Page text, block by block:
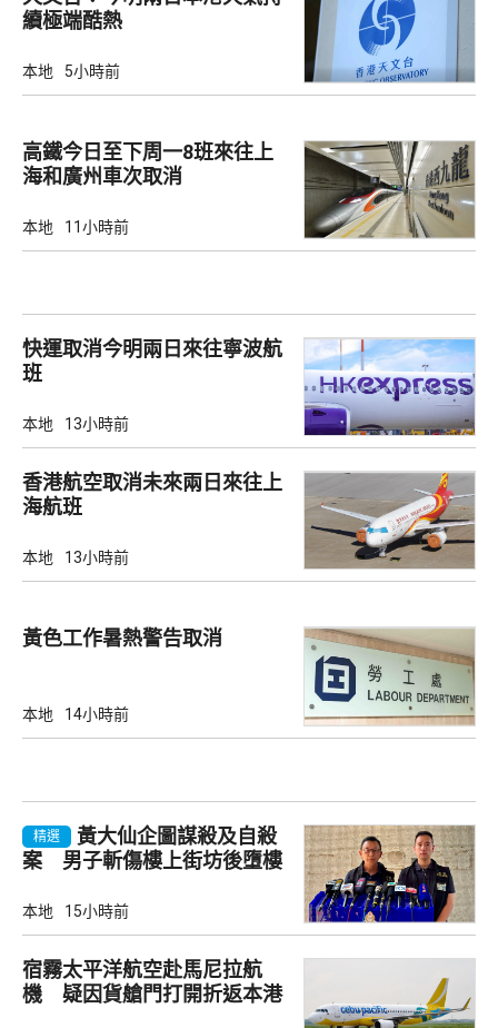
續極端酷熱
本地 5小時前
高鐵今日至下周一8班來往上
海和廣州車次取消
本地 11小時前
快運取消今明兩日來往寧波航
班
本地 13小時前
香港航空取消未來兩日來往上
海航班
本地 13小時前
黃色工作暑熱警告取消
本地 14小時前
精選
黃大仙企圖謀殺及自殺
案 男子斬傷樓上街坊後墮樓
本地 15小時前
宿霧太平洋航空赴馬尼拉航
機 疑因貨艙門打開折返本港